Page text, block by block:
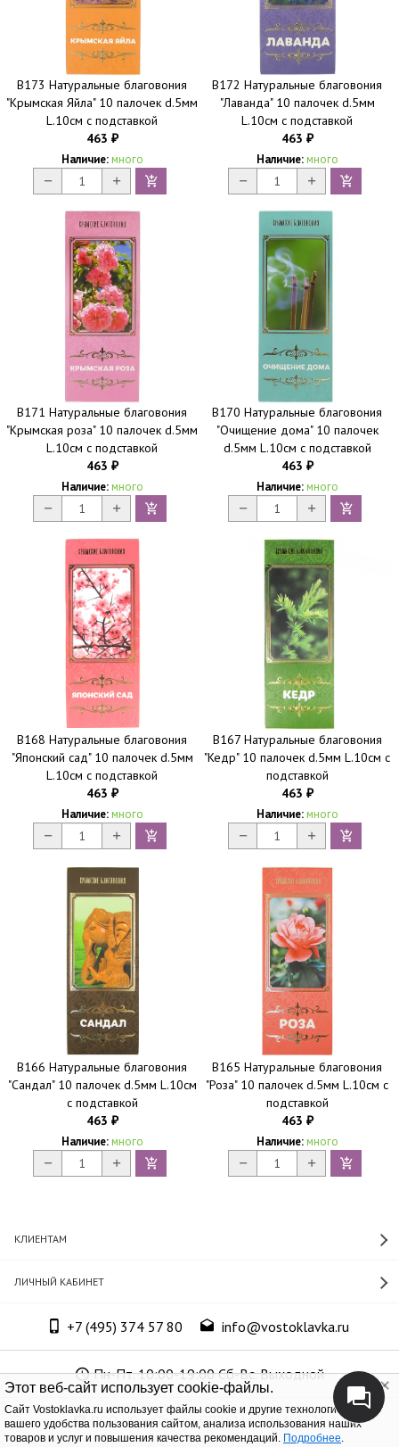
Этот веб-сайт использует cookie-файлы.
Cайт Vostoklavka.ru использует файлы cookie и другие технологии для
вашего удобства пользования сайтом, анализа использования наших
товаров и услуг и повышения качества рекомендаций. Подробнее.
B173 Натуральные благовония
"Крымская Яйла" 10 палочек d.5мм
L.10см с подставкой
463 ₽
Наличие: много
B172 Натуральные благовония
"Лаванда" 10 палочек d.5мм
L.10см с подставкой
463 ₽
Наличие: много
B171 Натуральные благовония
"Крымская роза" 10 палочек d.5мм
L.10см с подставкой
463 ₽
Наличие: много
B170 Натуральные благовония
"Очищение дома" 10 палочек
d.5мм L.10см с подставкой
463 ₽
Наличие: много
B168 Натуральные благовония
"Японский сад" 10 палочек d.5мм
L.10см с подставкой
463 ₽
Наличие: много
B167 Натуральные благовония
"Кедр" 10 палочек d.5мм L.10см с
подставкой
463 ₽
Наличие: много
B166 Натуральные благовония
"Сандал" 10 палочек d.5мм L.10см
с подставкой
463 ₽
Наличие: много
B165 Натуральные благовония
"Роза" 10 палочек d.5мм L.10см с
подставкой
463 ₽
Наличие: много
КЛИЕНТАМ
ЛИЧНЫЙ КАБИНЕТ
+7 (495) 374 57 80 info@vostoklavka.ru
Пн-Пт. 10:00-19:00 Сб-Вс. Выходной
ООО «Юнит Групп», ОГРН 1147746305574